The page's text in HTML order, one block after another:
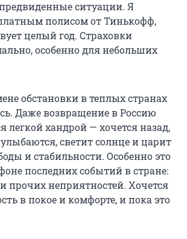
ситуации. Я
полисом от Тинькофф,
целый год. Страховки
особенно для небольших
обстановки в теплых странах
Даже возвращение в Россию
легкой хандрой — хочется назад,
светит солнце и царит
и стабильности. Особенно это
последних событий в стране:
прочих неприятностей. Хочется
в покое и комфорте, и пока это